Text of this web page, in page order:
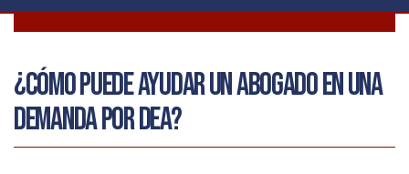
¿Cómo puede ayudar un abogado en una
demanda por DEA?